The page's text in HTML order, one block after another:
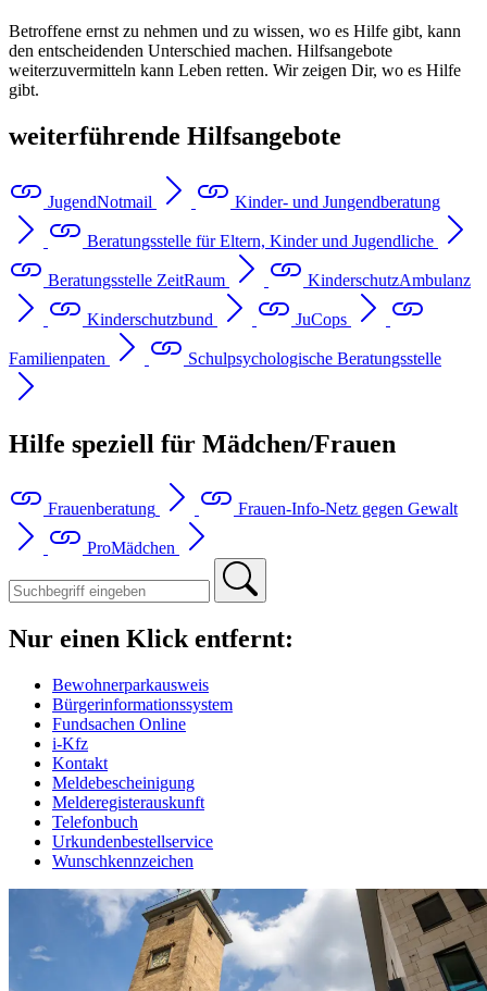
Betroffene ernst zu nehmen und zu wissen, wo es Hilfe gibt, kann
den entscheidenden Unterschied machen. Hilfsangebote
weiterzuvermitteln kann Leben retten. Wir zeigen Dir, wo es Hilfe
gibt.
weiterführende Hilfsangebote
JugendNotmail Kinder- und Jungendberatung
Beratungsstelle für Eltern, Kinder und Jugendliche
Beratungsstelle ZeitRaum KinderschutzAmbulanz
Kinderschutzbund JuCops
Familienpaten Schulpsychologische Beratungsstelle
Hilfe speziell für Mädchen/Frauen
Frauenberatung Frauen-Info-Netz gegen Gewalt
ProMädchen
Nur einen Klick entfernt:
Bewohnerparkausweis
Bürgerinformationssystem
Fundsachen Online
i-Kfz
Kontakt
Meldebescheinigung
Melderegisterauskunft
Telefonbuch
Urkundenbestellservice
Wunschkennzeichen